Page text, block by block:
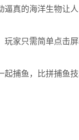
真的海洋生物让
玩家只需简单点击
捕鱼，比拼捕鱼